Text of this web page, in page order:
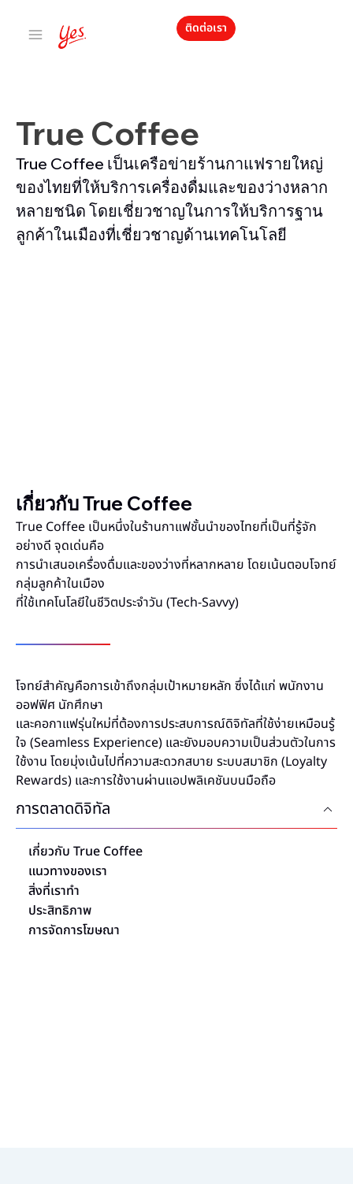
ติดต่อเรา
True Coffee
True Coffee เป็นเครือข่ายร้านกาแฟรายใหญ่
ของไทยที่ให้บริการเครื่องดื่มและของว่างหลาก
หลายชนิด โดยเชี่ยวชาญในการให้บริการฐาน
ลูกค้าในเมืองที่เชี่ยวชาญด้านเทคโนโลยี
เกี่ยวกับ True Coffee
True Coffee เป็นหนึ่งในร้านกาแฟชั้นนำของไทยที่เป็นที่รู้จัก
อย่างดี จุดเด่นคือ
การนำเสนอเครื่องดื่มและของว่างที่หลากหลาย โดยเน้นตอบโจทย์
กลุ่มลูกค้าในเมือง
ที่ใช้เทคโนโลยีในชีวิตประจำวัน (Tech-Savvy)
โจทย์สำคัญคือการเข้าถึงกลุ่มเป้าหมายหลัก ซึ่งได้แก่ พนักงาน
ออฟฟิศ นักศึกษา
และคอกาแฟรุ่นใหม่ที่ต้องการประสบการณ์ดิจิทัลที่ใช้ง่ายเหมือนรู้
ใจ (Seamless Experience) และยังมอบความเป็นส่วนตัวในการ
ใช้งาน โดยมุ่งเน้นไปที่ความสะดวกสบาย ระบบสมาชิก (Loyalty
Rewards) และการใช้งานผ่านแอปพลิเคชันบนมือถือ
การตลาดดิจิทัล
เกี่ยวกับ True Coffee
แนวทางของเรา
สิ่งที่เราทำ
ประสิทธิภาพ
การจัดการโฆษณา